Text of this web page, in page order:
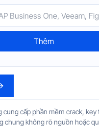
Thêm
cung cấp phần mềm crack, key
chung không rõ nguồn hoặc